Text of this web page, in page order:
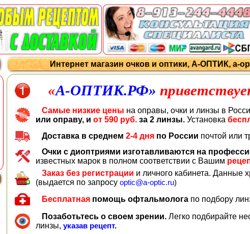
Интернет магазин очков и оптики, А-ОПТИК,
«А-ОПТИК.РФ»
Самые низкие цены на оправы, очки и линзы в
или оправу, и от 590 руб. за 2 линзы. Установка
Доставка в среднем 2-4 дня по России почтой или
Очки с диоптриями изготавливаются на
известных марок в полном соответствии с Вашим
Заказ без регистрации и личного кабинета. Данные
(выдается по запросу optic@a-optic.ru)
Бесплатная помощь офтальмолога по подбору
Позаботьтесь о своем зрении. Легко подбирайте
линзы, указав рецепт.